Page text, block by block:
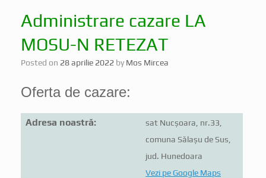
Administrare cazare LA
MOSU-N RETEZAT
Posted on 28 aprilie 2022 by Mos Mircea
Oferta de cazare:
Adresa noastră:
sat Nucșoara, nr.33,
comuna Sălașu de Sus,
jud. Hunedoara
Vezi pe Google Maps